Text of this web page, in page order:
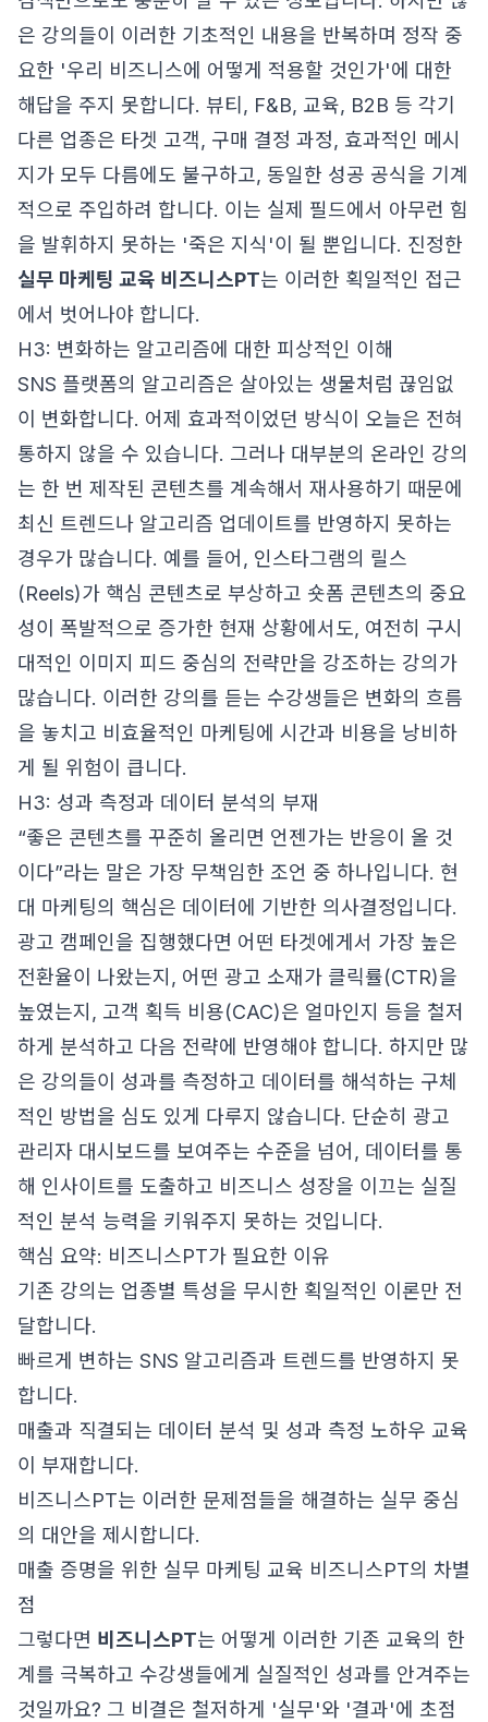
은 강의들이 이러한 기초적인 내용을 반복하며 정작 중
요한 '우리 비즈니스에 어떻게 적용할 것인가'에 대한
해답을 주지 못합니다. 뷰티, F&B, 교육, B2B 등 각기
다른 업종은 타겟 고객, 구매 결정 과정, 효과적인 메시
지가 모두 다름에도 불구하고, 동일한 성공 공식을 기계
적으로 주입하려 합니다. 이는 실제 필드에서 아무런 힘
을 발휘하지 못하는 '죽은 지식'이 될 뿐입니다. 진정한
실무 마케팅 교육 비즈니스PT는 이러한 획일적인 접근
에서 벗어나야 합니다.
H3: 변화하는 알고리즘에 대한 피상적인 이해
SNS 플랫폼의 알고리즘은 살아있는 생물처럼 끊임없
이 변화합니다. 어제 효과적이었던 방식이 오늘은 전혀
통하지 않을 수 있습니다. 그러나 대부분의 온라인 강의
는 한 번 제작된 콘텐츠를 계속해서 재사용하기 때문에
최신 트렌드나 알고리즘 업데이트를 반영하지 못하는
경우가 많습니다. 예를 들어, 인스타그램의 릴스
(Reels)가 핵심 콘텐츠로 부상하고 숏폼 콘텐츠의 중요
성이 폭발적으로 증가한 현재 상황에서도, 여전히 구시
대적인 이미지 피드 중심의 전략만을 강조하는 강의가
많습니다. 이러한 강의를 듣는 수강생들은 변화의 흐름
을 놓치고 비효율적인 마케팅에 시간과 비용을 낭비하
게 될 위험이 큽니다.
H3: 성과 측정과 데이터 분석의 부재
“좋은 콘텐츠를 꾸준히 올리면 언젠가는 반응이 올 것
이다”라는 말은 가장 무책임한 조언 중 하나입니다. 현
대 마케팅의 핵심은 데이터에 기반한 의사결정입니다.
광고 캠페인을 집행했다면 어떤 타겟에게서 가장 높은
전환율이 나왔는지, 어떤 광고 소재가 클릭률(CTR)을
높였는지, 고객 획득 비용(CAC)은 얼마인지 등을 철저
하게 분석하고 다음 전략에 반영해야 합니다. 하지만 많
은 강의들이 성과를 측정하고 데이터를 해석하는 구체
적인 방법을 심도 있게 다루지 않습니다. 단순히 광고
관리자 대시보드를 보여주는 수준을 넘어, 데이터를 통
해 인사이트를 도출하고 비즈니스 성장을 이끄는 실질
적인 분석 능력을 키워주지 못하는 것입니다.
핵심 요약: 비즈니스PT가 필요한 이유
기존 강의는 업종별 특성을 무시한 획일적인 이론만 전
달합니다.
빠르게 변하는 SNS 알고리즘과 트렌드를 반영하지 못
합니다.
매출과 직결되는 데이터 분석 및 성과 측정 노하우 교육
이 부재합니다.
비즈니스PT는 이러한 문제점들을 해결하는 실무 중심
의 대안을 제시합니다.
매출 증명을 위한 실무 마케팅 교육 비즈니스PT의 차별
점
그렇다면 비즈니스PT는 어떻게 이러한 기존 교육의 한
계를 극복하고 수강생들에게 실질적인 성과를 안겨주는
것일까요? 그 비결은 철저하게 '실무'와 '결과'에 초점